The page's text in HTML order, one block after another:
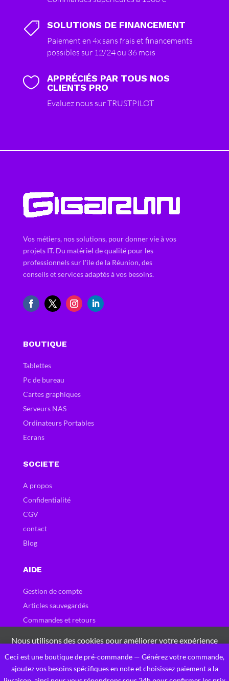
Ceci est une boutique de pré-commande — Générez votre commande,
ajoutez vos besoins spécifiques en note et choisissez paiement a la
 SOLUTIONS DE FINANCEMENT
Paiement en 4x sans frais et financements
possibles sur 12/24 ou 36 mois

APPRÉCIÉS PAR TOUS NOS
CLIENTS PRO
Evaluez nous sur TRUSTPILOT
Vos métiers, nos solutions, pour donner vie à vos
projets IT. Du matériel de qualité pour les
professionnels sur l'ile de la Réunion, des
conseils et services adaptés à vos besoins.
BOUTIQUE
Tablettes
Pc de bureau
Cartes graphiques
Serveurs NAS
Ordinateurs Portables
Ecrans
SOCIETE
A propos
Confidentialité
CGV
contact
Blog
AIDE
Gestion de compte
Articles sauvegardés
Commandes et retours
0
Nous utilisons des cookies pour améliorer votre expérience
sur notre site Web. En naviguant sur ce site, vous acceptez
notre utilisation des cookies.